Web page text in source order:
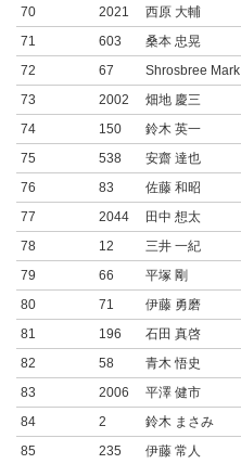
70
2021 西原 大輔
71
603 桑本 忠晃
72
67 Shrosbree Mark
73
2002 畑地 慶三
74
150 鈴木 英一
75
538 安齋 達也
76
83 佐藤 和昭
77
2044 田中 想太
78
12 三井 一紀
79
66 平塚 剛
80
71 伊藤 勇磨
81
196 石田 真啓
82
58 青木 悟史
83
2006 平澤 健市
84
2 鈴木 まさみ
85
235 伊藤 常人